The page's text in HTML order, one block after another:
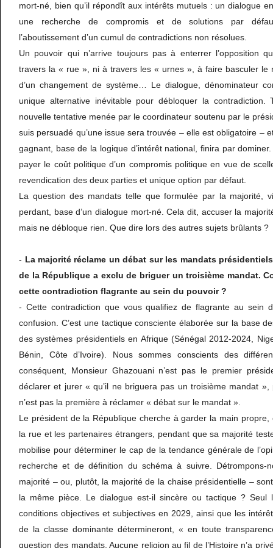
mort-né, bien qu’il répondît aux intérêts mutuels : un dialogue
une recherche de compromis et de solutions par
l’aboutissement d’un cumul de contradictions non résolues.
Un pouvoir qui n’arrive toujours pas à enterrer l’opposition
travers la « rue », ni à travers les « urnes », à faire basculer le
d’un changement de système… Le dialogue, dénominateur
unique alternative inévitable pour débloquer la
nouvelle tentative menée par le coordinateur soutenu par le
suis persuadé qu’une issue sera trouvée – elle est obligatoire –
gagnant, base de la logique d’intérêt national, finira par
payer le coût politique d’un compromis politique en vue de
revendication des deux parties et unique option par défaut.
La question des mandats telle que formulée par la majorité,
perdant, base d’un dialogue mort-né. Cela dit, accuser la
mais ne débloque rien. Que dire lors des autres sujets brûlants ?
- La majorité réclame un débat sur les mandats
de la République a exclu de briguer un troisième mandat.
cette contradiction flagrante au sein du pouvoir ?
- Cette contradiction que vous qualifiez de flagrante au sein
confusion. C’est une tactique consciente élaborée sur la base
des systèmes présidentiels en Afrique (Sénégal 2012-2024,
Bénin, Côte d’Ivoire). Nous sommes conscients des
conséquent, Monsieur Ghazouani n’est pas le premier
déclarer et jurer « qu’il ne briguera pas un troisième mandat
n’est pas la première à réclamer « débat sur le mandat ».
Le président de la République cherche à garder la main propre,
la rue et les partenaires étrangers, pendant que sa majorité
mobilise pour déterminer le cap de la tendance générale de
recherche et de définition du schéma à suivre.
majorité – ou, plutôt, la majorité de la chaise présidentielle –
la même pièce. Le dialogue est-il sincère ou tactique ? Seul
conditions objectives et subjectives en 2029, ainsi que les
de la classe dominante détermineront, « en toute
question des mandats. Aucune religion au fil de l’Histoire n’a